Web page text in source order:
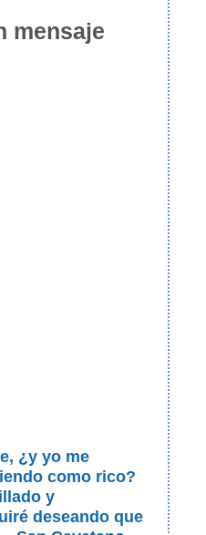
mensaje
¿y yo me
como rico?
y
deseando que